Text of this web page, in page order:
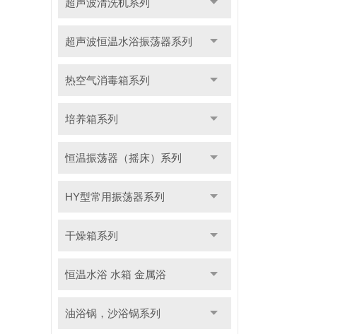
超声波清洗机系列
超声波恒温水浴振荡器系列
热空气消毒箱系列
培养箱系列
恒温振荡器（摇床）系列
HY型常用振荡器系列
干燥箱系列
恒温水浴 水箱 金属浴
油浴锅，沙浴锅系列